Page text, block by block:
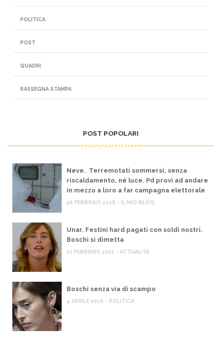
POLITICA
POST
QUADRI
RASSEGNA STAMPA
POST POPOLARI
Neve. Terremotati sommersi, senza
riscaldamento, né luce. Pd provi ad andare
in mezzo a loro a far campagna elettorale
26 FEBBRAIO 2018 - IL MIO BLOG
Unar. Festini hard pagati con soldi nostri.
Boschi si dimetta
21 FEBBRAIO 2017 - ATTUALITÀ
Boschi senza via di scampo
4 APRILE 2016 - POLITICA